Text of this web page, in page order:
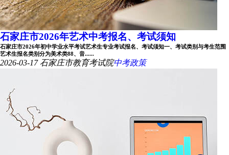
石家庄市2026年艺术中考报名、考试须知
石家庄市2026年初中学业水平考试艺术生专业考试报名、考试须知一、考试类别与考生范围
艺术生报名类别分为美术类88、音......
2026-03-17 石家庄市教育考试院中考政策